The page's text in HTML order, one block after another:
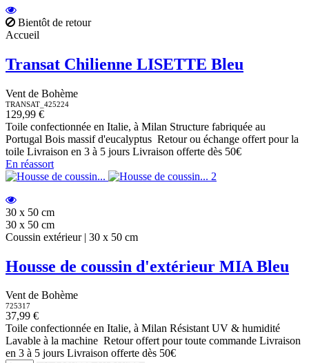
Bientôt de retour
Accueil
Transat Chilienne LISETTE Bleu
Vent de Bohème
TRANSAT_425224
129,99 €
Toile confectionnée en Italie, à Milan Structure fabriquée au
Portugal Bois massif d'eucalyptus Retour ou échange offert pour la
toile Livraison en 3 à 5 jours Livraison offerte dès 50€
En réassort
30 x 50 cm
30 x 50 cm
Coussin extérieur | 30 x 50 cm
Housse de coussin d'extérieur MIA Bleu
Vent de Bohème
725317
37,99 €
Toile confectionnée en Italie, à Milan Résistant UV & humidité
Lavable à la machine Retour offert pour toute commande Livraison
en 3 à 5 jours Livraison offerte dès 50€